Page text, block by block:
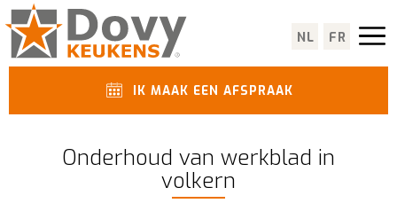
NL FR
IK MAAK EEN AFSPRAAK
Onderhoud van werkblad in
volkern